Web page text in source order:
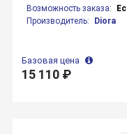
Возможность заказа:
Производитель:
Diora
Базовая цена
15 110 ₽